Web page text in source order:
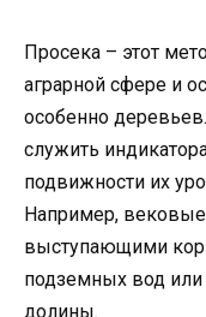
Просека – этот
аграрной сфере и
особенно
служить
подвижности их
Например,
выступающими
подземных вод или
долины.